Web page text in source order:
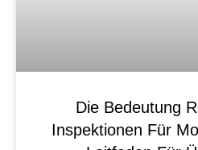
Die Bedeutung
Inspektionen Für